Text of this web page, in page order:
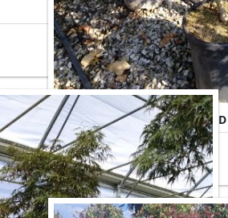
Misure Disponibili ►
ACER PALMATUM BLOODGOOD